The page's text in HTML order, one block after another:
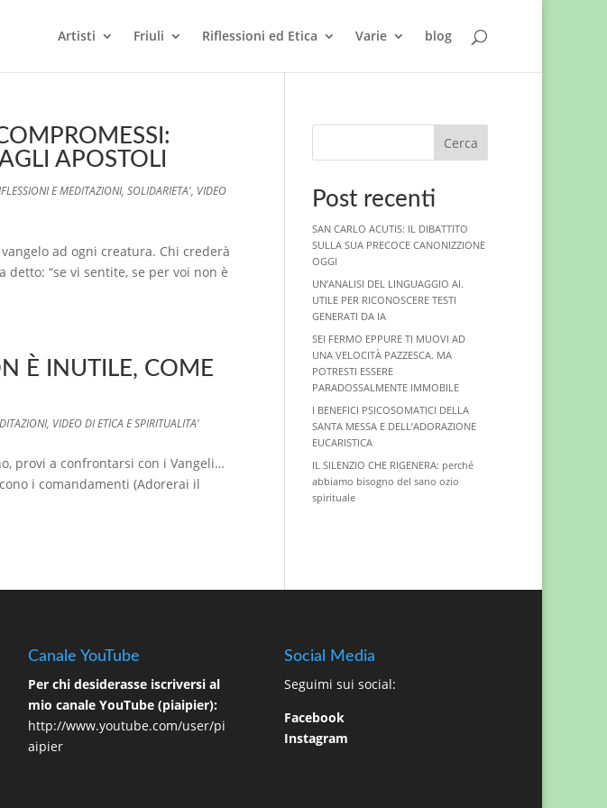
Artisti Friuli Riflessioni ed Etica Varie blog
APOSTOLI
E MEDITAZIONI, SOLIDARIETA', VIDEO
ad ogni creatura. Chi crederà
detto: “se vi sentite, se per voi non è
È INUTILE, COME
, VIDEO DI ETICA E SPIRITUALITA'
provi a confrontarsi con i Vangeli…
i comandamenti (Adorerai il
Cerca
Post recenti
SAN CARLO ACUTIS: IL DIBATTITO
SULLA SUA PRECOCE CANONIZZIONE
OGGI
UN’ANALISI DEL LINGUAGGIO AI.
UTILE PER RICONOSCERE TESTI
GENERATI DA IA
SEI FERMO EPPURE TI MUOVI AD
UNA VELOCITÀ PAZZESCA. MA
POTRESTI ESSERE
PARADOSSALMENTE IMMOBILE
I BENEFICI PSICOSOMATICI DELLA
SANTA MESSA E DELL’ADORAZIONE
EUCARISTICA
IL SILENZIO CHE RIGENERA: perché
abbiamo bisogno del sano ozio
spirituale
Canale YouTube
Per chi desiderasse iscriversi al
mio canale YouTube (piaipier):
http://www.youtube.com/user/pi
aipier
Social Media
Seguimi sui social:
Facebook
Instagram